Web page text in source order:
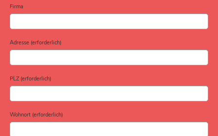
Firma
Adresse (erforderlich)
PLZ (erforderlich)
Wohnort (erforderlich)